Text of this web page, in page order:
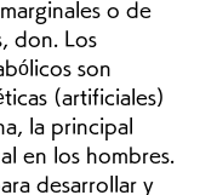
o de
don. Los
son
(artificiales)
la principal
en los hombres.
desarrollar y